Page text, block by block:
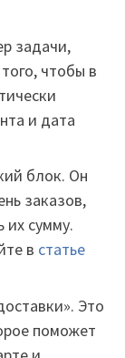
задачи,
чтобы в
и дата
блок. Он
заказов,
их сумму.
в статье
Это
поможет